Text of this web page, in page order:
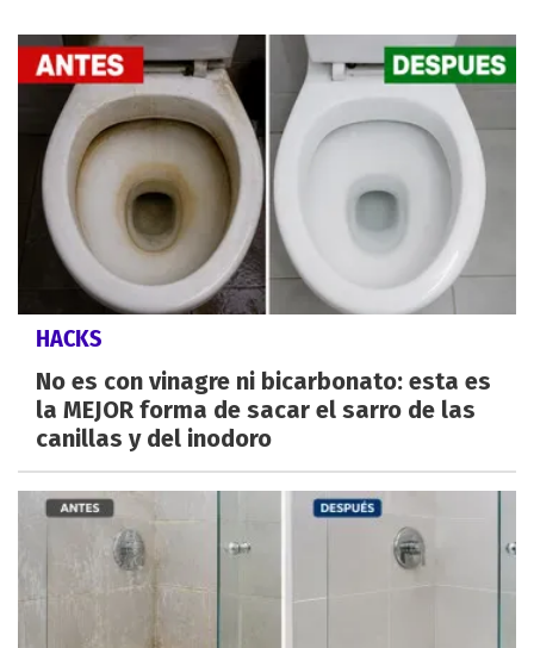
HACKS
No es con vinagre ni bicarbonato: esta es
la MEJOR forma de sacar el sarro de las
canillas y del inodoro